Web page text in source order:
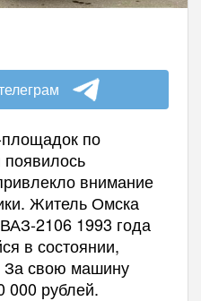
по
внимание
Житель Омска
2106 1993 года
в состоянии,
За свою машину
000 рублей.